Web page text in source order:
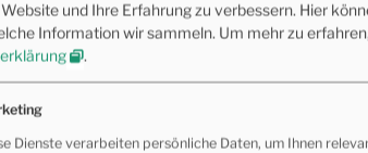
aus. Doch die dadurch entstehenden
auch beim neuen
Drosten nun sagt. Milde oder
nach Ansicht des Berliner
Infektionen mit Erkältungs-
Unter Berufung
und Ihre Erfahrung zu verbessern. Hier
Information wir sammeln. Um mehr zu
.
Dienste verarbeiten persönliche Daten, um Ihnen